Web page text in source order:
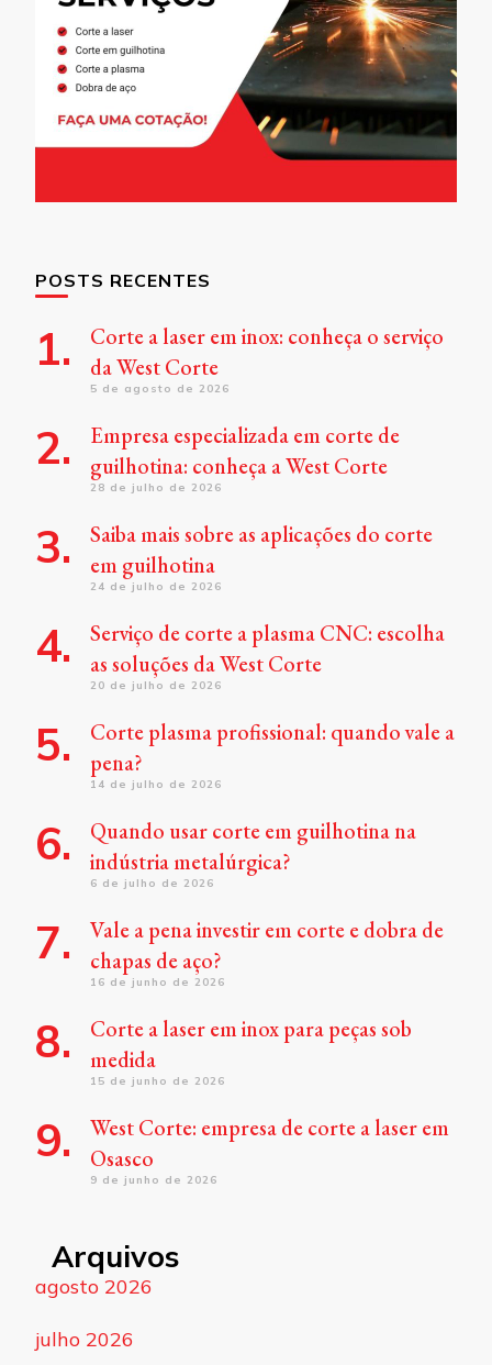
POSTS RECENTES
Corte a laser em inox: conheça o serviço
da West Corte
5 de agosto de 2026
Empresa especializada em corte de
guilhotina: conheça a West Corte
28 de julho de 2026
Saiba mais sobre as aplicações do corte
em guilhotina
24 de julho de 2026
Serviço de corte a plasma CNC: escolha
as soluções da West Corte
20 de julho de 2026
Corte plasma profissional: quando vale a
pena?
14 de julho de 2026
Quando usar corte em guilhotina na
indústria metalúrgica?
6 de julho de 2026
Vale a pena investir em corte e dobra de
chapas de aço?
16 de junho de 2026
Corte a laser em inox para peças sob
medida
15 de junho de 2026
West Corte: empresa de corte a laser em
Osasco
9 de junho de 2026
Arquivos
agosto 2026
julho 2026